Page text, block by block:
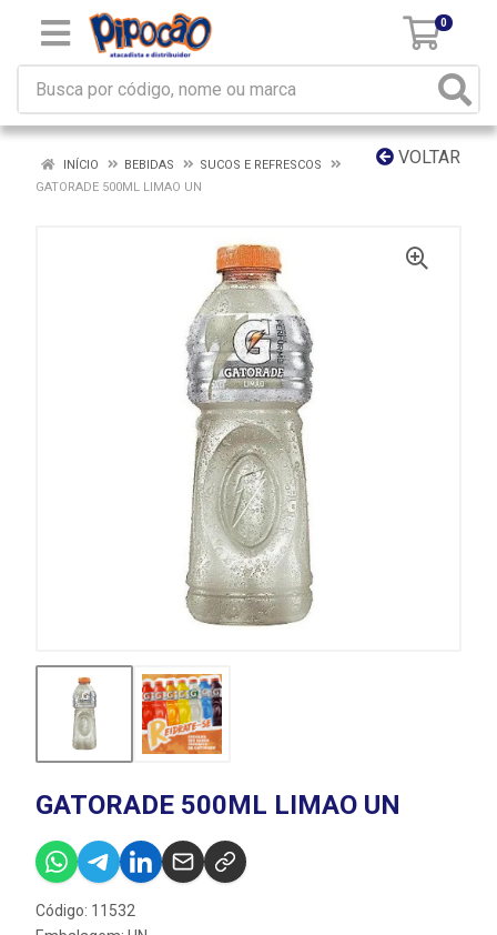
0
VOLTAR
INÍCIO BEBIDAS
SUCOS E REFRESCOS
GATORADE 500ML LIMAO UN
GATORADE 500ML LIMAO UN
Código: 11532